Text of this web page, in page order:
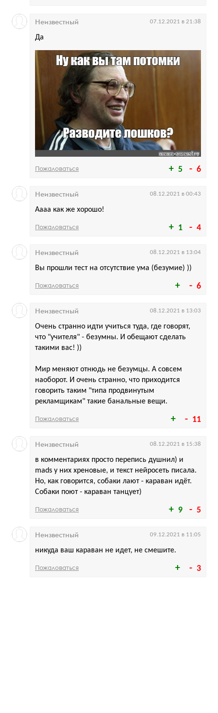
5 6
Да
Неизвестный 07.12.2021 в 21:38
Пожаловаться
1 4
Аааа как же хорошо!
Неизвестный 08.12.2021 в 00:43
Пожаловаться
6
Вы прошли тест на отсутствие ума (безумие) ))
Неизвестный 08.12.2021 в 13:04
Пожаловаться
11
Очень странно идти учиться туда, где говорят,
что "учителя" - безумны. И обещают сделать
такими вас! ))
Мир меняют отнюдь не безумцы. А совсем
наоборот. И очень странно, что приходится
говорить таким "типа продвинутым
рекламщикам" такие банальные вещи.
Неизвестный 08.12.2021 в 13:03
Пожаловаться
9 5
в комментариях просто перепись душнил) и
mads у них хреновые, и текст нейросеть писала.
Но, как говорится, собаки лают - караван идёт.
Собаки поют - караван танцует)
Неизвестный 08.12.2021 в 15:38
Пожаловаться
3
никуда ваш караван не идет, не смешите.
Неизвестный 09.12.2021 в 11:05
Пожаловаться